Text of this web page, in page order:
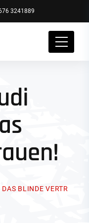
3241889
BLINDE VERTR